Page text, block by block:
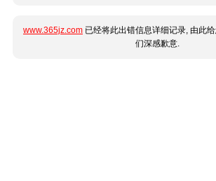
www.365jz.com 已经将此出错信息详细记录, 由此
们深感歉意.